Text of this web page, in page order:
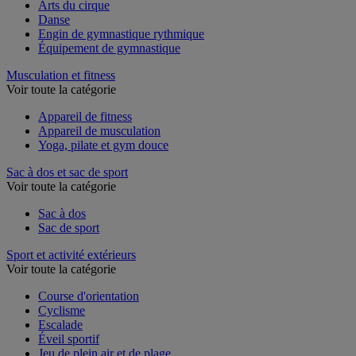
Agrès de gymnastique
Arts du cirque
Danse
Engin de gymnastique rythmique
Musculation et fitness
Appareil de fitness
Appareil de musculation
Sac à dos et sac de sport
Sac à dos
Sport et activité extérieurs
Course d'orientation
Cyclisme
Escalade
Éveil sportif